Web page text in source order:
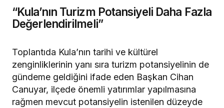
“Kula’nın Turizm Potansiyeli Daha Fazla
Değerlendirilmeli”
Toplantıda Kula’nın tarihi ve kültürel
zenginliklerinin yanı sıra turizm potansiyelinin de
gündeme geldiğini ifade eden Başkan Cihan
Canuyar, ilçede önemli yatırımlar yapılmasına
rağmen mevcut potansiyelin istenilen düzeyde